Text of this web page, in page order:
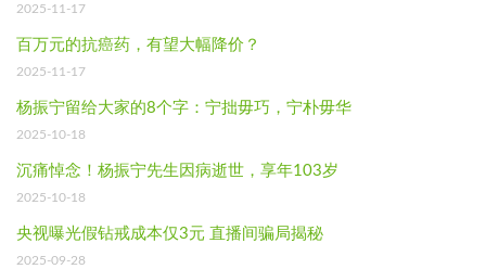
2025-11-17
百万元的抗癌药，有望大幅降价？
2025-11-17
杨振宁留给大家的8个字：宁拙毋巧，宁朴毋华
2025-10-18
沉痛悼念！杨振宁先生因病逝世，享年103岁
2025-10-18
央视曝光假钻戒成本仅3元 直播间骗局揭秘
2025-09-28